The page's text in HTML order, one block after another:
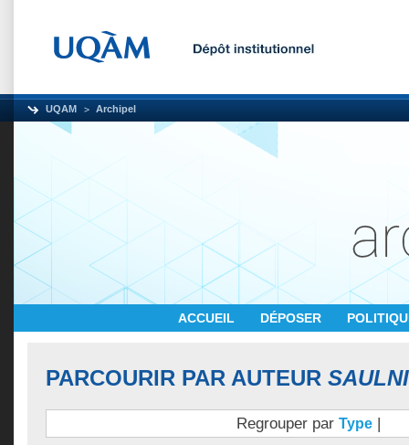
UQAM Archipel
ACCUEIL DÉPOSER
PARCOURIR PAR AUTEUR
Regrouper par Type |